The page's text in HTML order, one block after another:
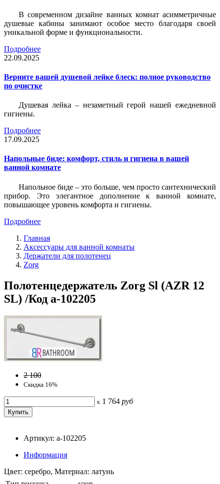
В современном дизайне ванных комнат асимметричные
душевые кабины занимают особое место благодаря своей
уникальной форме и функциональности.
Подробнее
22.09.2025
Верните вашей душевой лейке блеск: полное руководство
по очистке
Душевая лейка – незаметный герой нашей ежедневной
гигиены.
Подробнее
17.09.2025
Напольные биде: комфорт, стиль и гигиена в вашей
ванной комнате
Напольное биде – это больше, чем просто сантехнический
прибор. Это элегантное дополнение к ванной комнате,
повышающее уровень комфорта и гигиены.
Подробнее
Главная
Аксессуары для ванной комнаты
Держатели для полотенец
Zorg
Полотенцедержатель Zorg Sl (AZR 12
SL) /Код a-102205
2 100
Скидка 16%
x 1 764 руб
Артикул: a-102205
Информация
Цвет: серебро, Материал: латунь